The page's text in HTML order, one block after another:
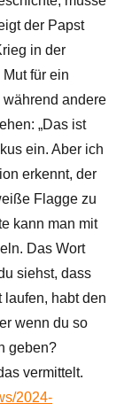
der Papst
in der
für ein
andere
„Das ist
ein. Aber ich
erkennt, der
Flagge zu
kann man mit
Das Wort
siehst, dass
habt den
wenn du so
geben?
vermittelt.
2024-